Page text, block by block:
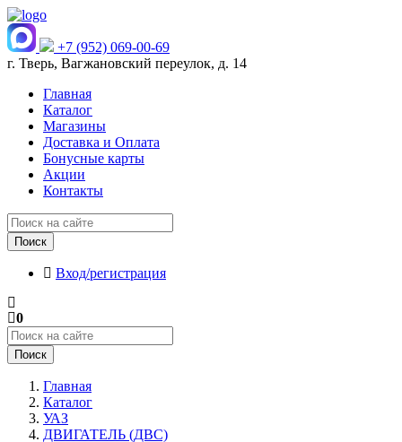
+7 (952) 069-00-69
г. Тверь, Вагжановский переулок, д. 14
Главная
Каталог
Магазины
Доставка и Оплата
Бонусные карты
Акции
Контакты
Поиск
Вход/регистрация
0
Поиск
Главная
Каталог
УАЗ
ДВИГАТЕЛЬ (ДВС)